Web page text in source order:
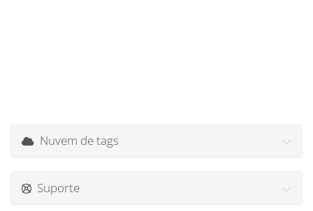
Nuvem de tags
Suporte